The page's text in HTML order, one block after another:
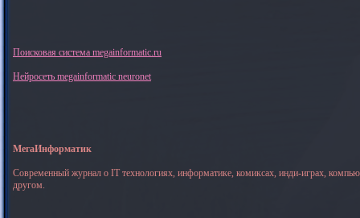
Поисковая система megainformatic.ru
Нейросеть megainformatic neuronet
МегаИнформатик
Современный журнал о IT технологиях, информатике, комиксах, инди-играх,
другом.